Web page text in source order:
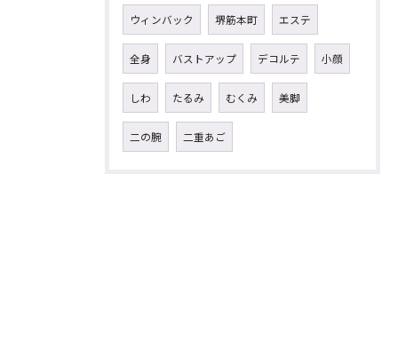
ウィンバック 堺筋本町 エステ
全身 バストアップ デコルテ 小顔
しわ たるみ むくみ 美脚
二の腕 二重あご